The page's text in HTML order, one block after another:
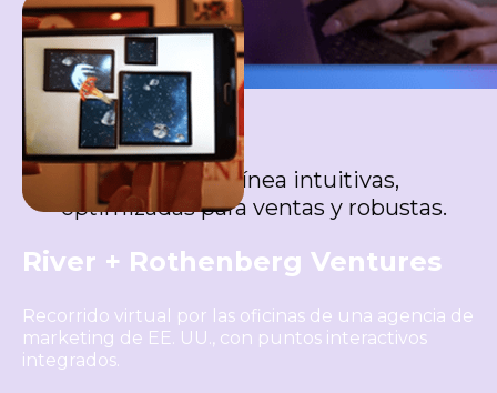
Shopify
Crea tiendas en línea intuitivas,
optimizadas para ventas y robustas.
River + Rothenberg Ventures
Recorrido virtual por las oficinas de una agencia de
marketing de EE. UU., con puntos interactivos
integrados.